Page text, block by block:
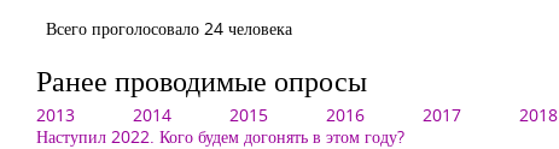
Всего проголосовало 24 человека
Ранее проводимые опросы
2013 2014 2015 2016 2017 2018
Наступил 2022. Кого будем догонять в этом году?